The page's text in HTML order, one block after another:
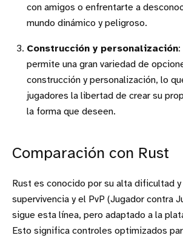
con amigos o enfrentarte a
mundo dinámico y peligroso.
Construcción y personalización:
permite una gran variedad de
construcción y personalización, lo
jugadores la libertad de crear su
la forma que deseen.
Comparación con Rust
Rust es conocido por su alta dificultad
supervivencia y el PvP (Jugador contra
sigue esta línea, pero adaptado a la
Esto significa controles optimizados